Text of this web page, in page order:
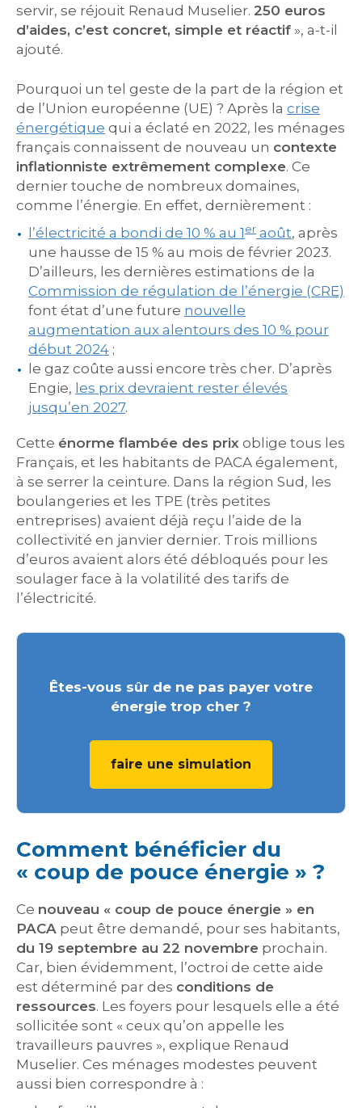
servir, se réjouit Renaud Muselier. 250 euros
d’aides, c’est concret, simple et réactif », a-t-il
ajouté.
Pourquoi un tel geste de la part de la région et
de l’Union européenne (UE) ? Après la crise
énergétique qui a éclaté en 2022, les ménages
français connaissent de nouveau un contexte
inflationniste extrêmement complexe. Ce
dernier touche de nombreux domaines,
comme l’énergie. En effet, dernièrement :
l’électricité a bondi de 10 % au 1 er août, après
une hausse de 15 % au mois de février 2023.
D’ailleurs, les dernières estimations de la
Commission de régulation de l’énergie (CRE)
font état d’une future nouvelle
augmentation aux alentours des 10 % pour
début 2024 ;
le gaz coûte aussi encore très cher. D’après
Engie, les prix devraient rester élevés
jusqu’en 2027.
Cette énorme flambée des prix oblige tous les
Français, et les habitants de PACA également,
à se serrer la ceinture. Dans la région Sud, les
boulangeries et les TPE (très petites
entreprises) avaient déjà reçu l’aide de la
collectivité en janvier dernier. Trois millions
d’euros avaient alors été débloqués pour les
soulager face à la volatilité des tarifs de
l’électricité.
Êtes-vous sûr de ne pas payer votre
énergie trop cher ?
faire une simulation
Comment bénéficier du
« coup de pouce énergie » ?
Ce nouveau « coup de pouce énergie » en
PACA peut être demandé, pour ses habitants,
du 19 septembre au 22 novembre prochain.
Car, bien évidemment, l’octroi de cette aide
est déterminé par des conditions de
ressources. Les foyers pour lesquels elle a été
sollicitée sont « ceux qu’on appelle les
travailleurs pauvres », explique Renaud
Muselier. Ces ménages modestes peuvent
aussi bien correspondre à :